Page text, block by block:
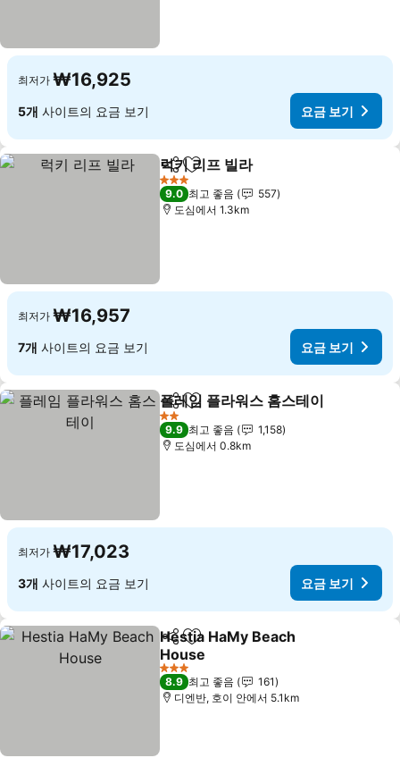
최저가 ₩16,925
5개 사이트의 요금 보기 요금 보기
공유 즐겨찾기에 추가
럭키 리프 빌라
3 성급
9.0 최고 좋음
557
도심에서 1.3km
최저가 ₩16,957
7개 사이트의 요금 보기 요금 보기
공유 즐겨찾기에 추가
플레임 플라워스 홈스테이
2 성급
9.9 최고 좋음
1,158
도심에서 0.8km
최저가 ₩17,023
3개 사이트의 요금 보기 요금 보기
공유 즐겨찾기에 추가
Hestia HaMy Beach
House
요금 보기
3 성급
8.9 최고 좋음
161
디엔반, 호이 안에서 5.1km